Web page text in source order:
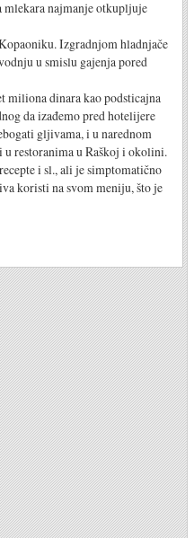
mlekara najmanje otkupljuje
Izgradnjom hladnjače
u smislu gajenja pored
miliona dinara kao podsticajna
da izađemo pred hotelijere
gljivama, i u narednom
u restoranima u Raškoj i okolini.
i sl., ali je simptomatično
koristi na svom meniju, što je